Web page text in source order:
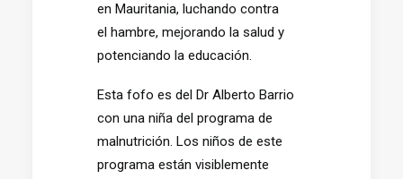
en Mauritania, luchando contra
el hambre, mejorando la salud y
potenciando la educación.
Esta fofo es del Dr Alberto Barrio
con una niña del programa de
malnutrición. Los niños de este
programa están visiblemente